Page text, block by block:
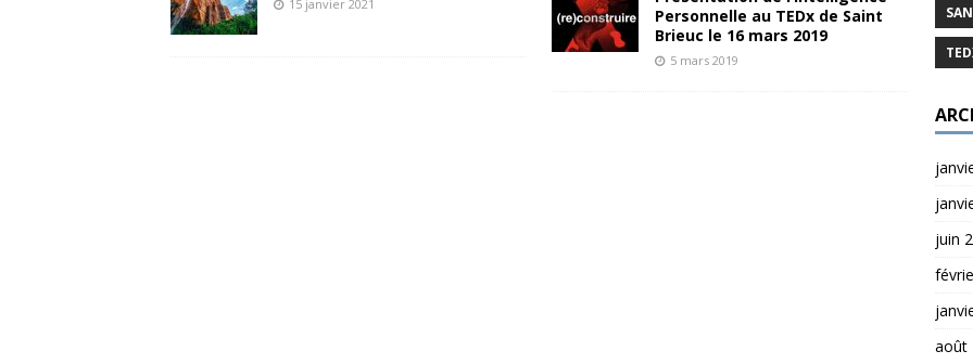
15 janvier 2021
Personnelle au TEDx de Saint
Brieuc le 16 mars 2019
5 mars 2019
juin
août